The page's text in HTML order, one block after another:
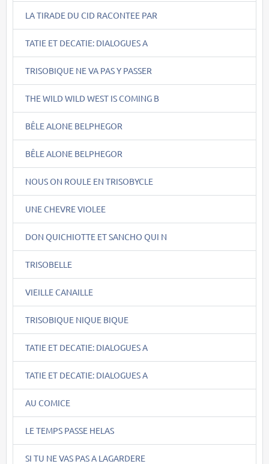
LA TIRADE DU CID RACONTEE PAR
TATIE ET DECATIE: DIALOGUES A
TRISOBIQUE NE VA PAS Y PASSER
THE WILD WILD WEST IS COMING B
BÊLE ALONE BELPHEGOR
BÊLE ALONE BELPHEGOR
NOUS ON ROULE EN TRISOBYCLE
UNE CHEVRE VIOLEE
DON QUICHIOTTE ET SANCHO QUI N
TRISOBELLE
VIEILLE CANAILLE
TRISOBIQUE NIQUE BIQUE
TATIE ET DECATIE: DIALOGUES A
TATIE ET DECATIE: DIALOGUES A
AU COMICE
LE TEMPS PASSE HELAS
SI TU NE VAS PAS A LAGARDERE